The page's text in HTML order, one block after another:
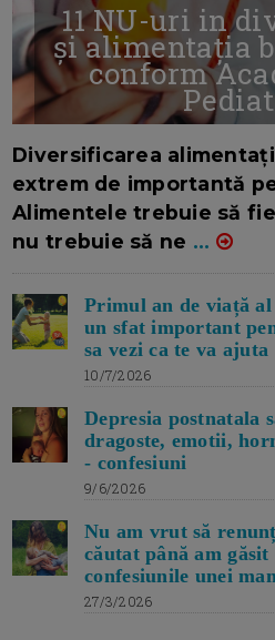
11 NU-uri in
și alimentația
conform
Diversificarea
extrem de importantă
Alimentele trebuie să
nu trebuie să ne ...
Primul an de viață
un sfat important
sa vezi ca te va ajuta
10/7/2026
Depresia postnatala
dragoste, emotii,
- confesiuni
9/6/2026
Nu am vrut să
căutat până am
confesiunile unei
27/3/2026